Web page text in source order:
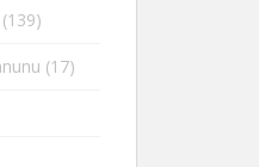
(139)
(17)